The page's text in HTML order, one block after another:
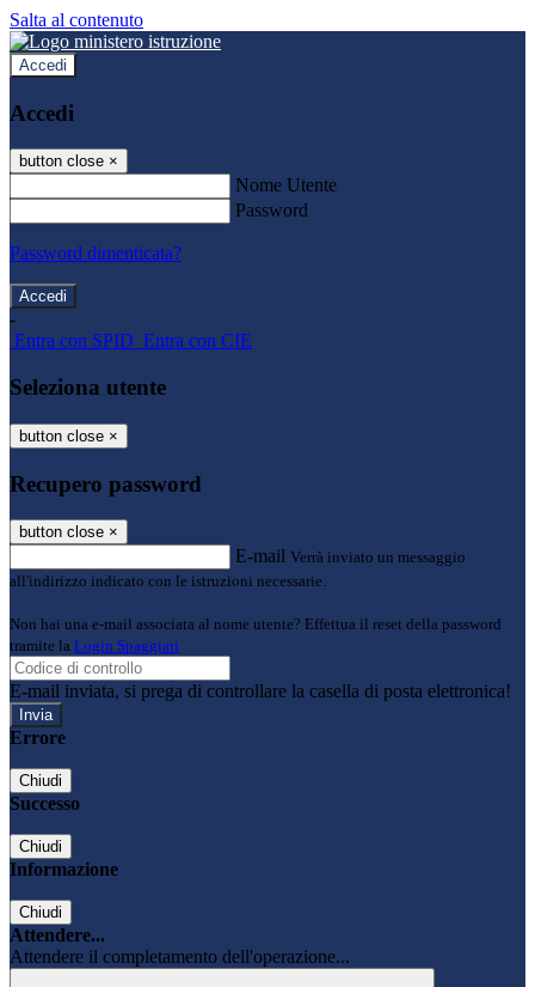
Salta al contenuto
Accedi
Accedi
button close ×
Nome Utente
Password
Password dimenticata?
-
Entra con SPID Entra con CIE
Seleziona utente
button close ×
Recupero password
button close ×
E-mail Verrà inviato un messaggio
all'indirizzo indicato con le istruzioni necessarie.
Non hai una e-mail associata al nome utente? Effettua il reset della password
tramite la Login Spaggiari
E-mail inviata, si prega di controllare la casella di posta elettronica!
Errore
Chiudi
Successo
Chiudi
Informazione
Chiudi
Attendere...
Attendere il completamento dell'operazione...